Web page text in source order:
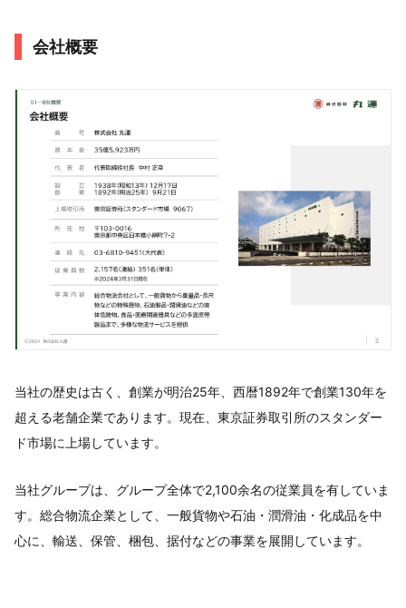
会社概要
当社の歴史は古く、創業が明治25年、西暦1892年で創業130年を
超える老舗企業であります。現在、東京証券取引所のスタンダー
ド市場に上場しています。
当社グループは、グループ全体で2,100余名の従業員を有していま
す。総合物流企業として、一般貨物や石油・潤滑油・化成品を中
心に、輸送、保管、梱包、据付などの事業を展開しています。